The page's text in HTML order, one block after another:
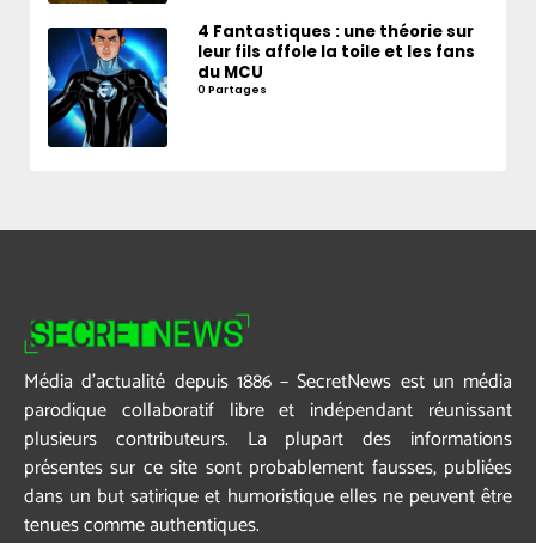
4 Fantastiques : une théorie sur
leur fils affole la toile et les fans
du MCU
0 Partages
Média d’actualité depuis 1886 – SecretNews est un média
parodique collaboratif libre et indépendant réunissant
plusieurs contributeurs. La plupart des informations
présentes sur ce site sont probablement fausses, publiées
dans un but satirique et humoristique elles ne peuvent être
tenues comme authentiques.